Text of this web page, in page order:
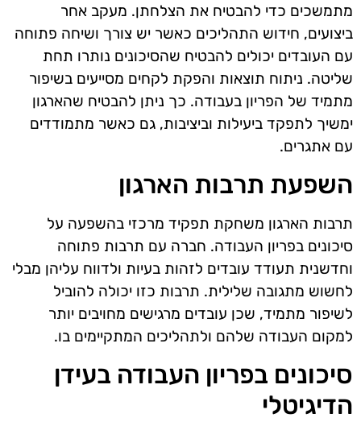
מתמשכים כדי להבטיח את הצלחתן. מעקב אחר
ביצועים, חידוש התהליכים כאשר יש צורך ושיחה פתוחה
עם העובדים יכולים להבטיח שהסיכונים נותרו תחת
שליטה. ניתוח תוצאות והפקת לקחים מסייעים בשיפור
מתמיד של הפריון בעבודה. כך ניתן להבטיח שהארגון
ימשיך לתפקד ביעילות וביציבות, גם כאשר מתמודדים
עם אתגרים.
השפעת תרבות הארגון
תרבות הארגון משחקת תפקיד מרכזי בהשפעה על
סיכונים בפריון העבודה. חברה עם תרבות פתוחה
וחדשנית תעודד עובדים לזהות בעיות ולדווח עליהן מבלי
לחשוש מתגובה שלילית. תרבות כזו יכולה להוביל
לשיפור מתמיד, שכן עובדים מרגישים מחויבים יותר
למקום העבודה שלהם ולתהליכים המתקיימים בו.
סיכונים בפריון העבודה בעידן
הדיגיטלי